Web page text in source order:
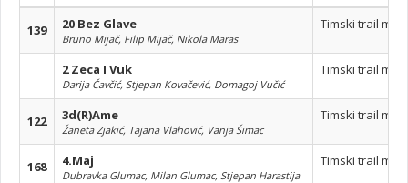
139 20 Bez Glave
Bruno Mijač, Filip Mijač, Nikola Maras
Timski trail
2 Zeca I Vuk
Darija Čavčić, Stjepan Kovačević, Domagoj Vučić
Timski trail
122 3d(R)Ame
Žaneta Zjakić, Tajana Vlahović, Vanja Šimac
Timski trail
168 4.Maj
Dubravka Glumac, Milan Glumac, Stjepan Harastija
Timski trail